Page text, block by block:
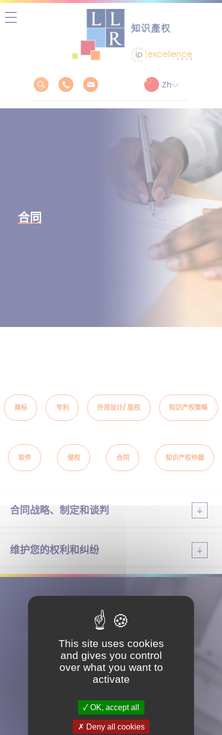
合同
商标 专利 外观设计/ 版权 知识产权策略
软件 侵权 合同 知识产权仲裁
合同战略、制定和谈判
维护您的权利和纠纷
Tous nos bureaux – CN
This site uses cookies
and gives you control
over what you want to
activate
OK, accept all
Deny all cookies